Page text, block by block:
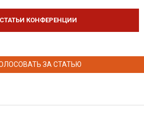
КОНФЕРЕНЦИИ
ЗА СТАТЬЮ